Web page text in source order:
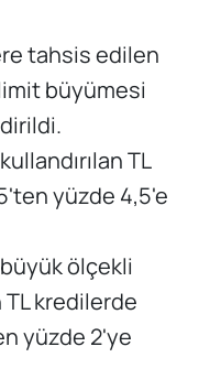
tahsis edilen
büyümesi
TL
yüzde 4,5'e
büyük ölçekli
TL kredilerde
yüzde 2'ye